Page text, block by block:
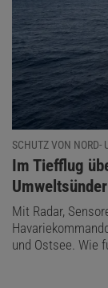
SCHUTZ VON NORD-
:Im Tiefflug
Mit Radar,
und Ostsee. Wie